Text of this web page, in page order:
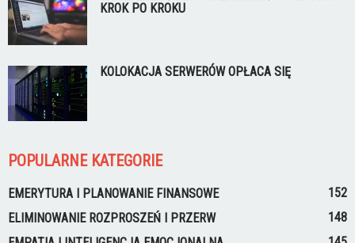
KROK PO KROKU
KOLOKACJA SERWERÓW OPŁACA SIĘ
POPULARNE KATEGORIE
EMERYTURA I PLANOWANIE FINANSOWE
152
ELIMINOWANIE ROZPROSZEŃ I PRZERW
148